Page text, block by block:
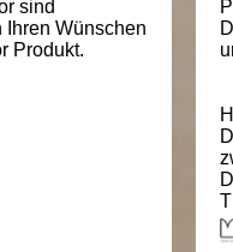
sind
Ihren Wünschen
Produkt.